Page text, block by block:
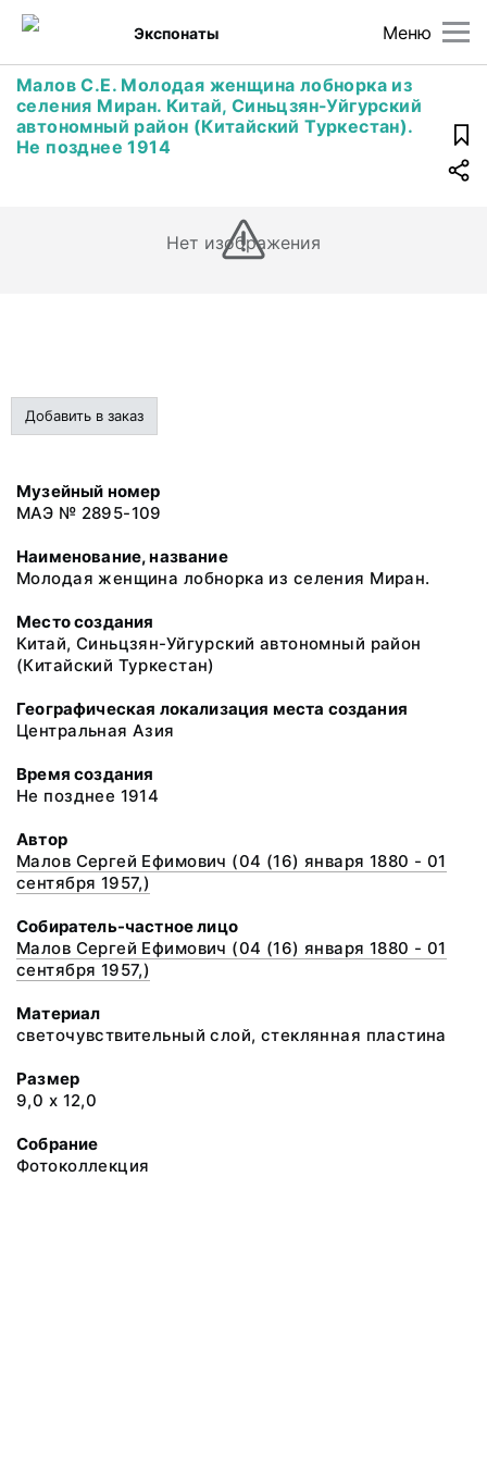
Меню
Экспонаты
Малов С.Е. Молодая женщина лобнорка из
селения Миран. Китай, Синьцзян-Уйгурский
автономный район (Китайский Туркестан).
Не позднее 1914
Нет изображения
Добавить в заказ
Музейный номер
МАЭ № 2895-109
Наименование, название
Молодая женщина лобнорка из селения Миран.
Место создания
Китай, Синьцзян-Уйгурский автономный район
(Китайский Туркестан)
Географическая локализация места создания
Центральная Азия
Время создания
Не позднее 1914
Автор
Малов Сергей Ефимович (04 (16) января 1880 - 01
сентября 1957,)
Собиратель-частное лицо
Малов Сергей Ефимович (04 (16) января 1880 - 01
сентября 1957,)
Материал
светочувствительный слой, стеклянная пластина
Размер
9,0 х 12,0
Собрание
Фотоколлекция